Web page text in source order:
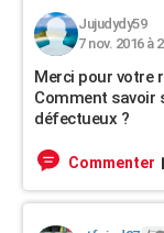
Jujudydy59
7 nov. 2016 à
Merci pour votre
Comment savoir
défectueux ?
Commenter